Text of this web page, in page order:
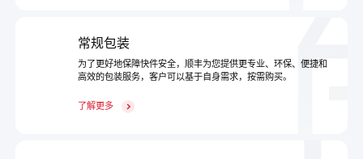
常规包装
为了更好地保障快件安全，顺丰为您提供更专业、环保、便捷和
高效的包装服务，客户可以基于自身需求，按需购买。
了解更多